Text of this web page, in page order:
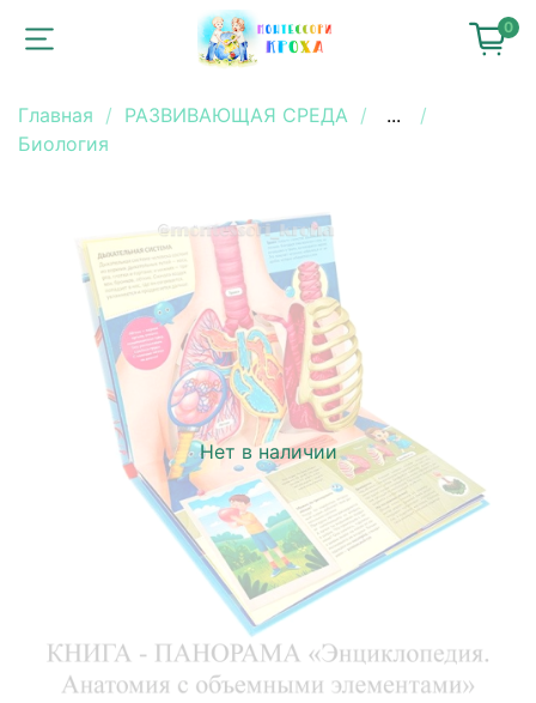
0
Главная РАЗВИВАЮЩАЯ СРЕДА
...
Биология
Нет в наличии